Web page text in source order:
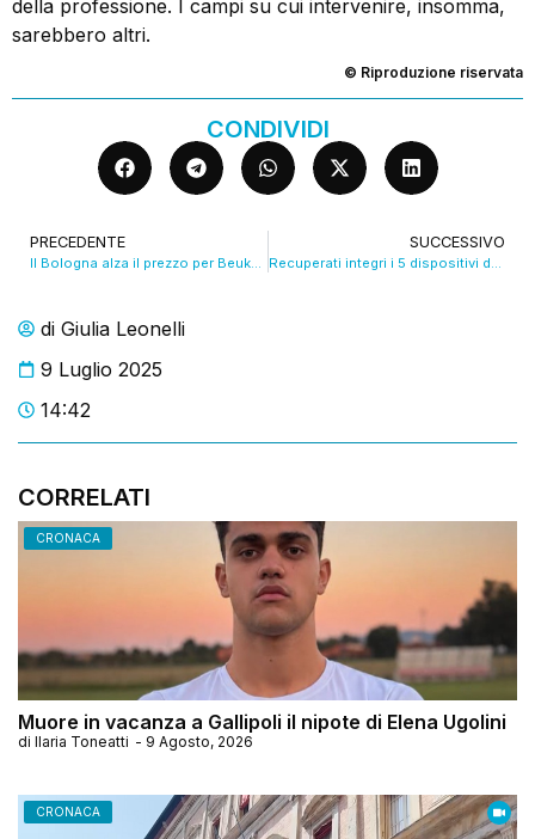
di Giulia Leonelli
9 Luglio 2025
14:42
CORRELATI
CRONACA
Muore in vacanza a Gallipoli il nipote di Elena Ugolini
di Ilaria Toneatti - 9 Agosto, 2026
CRONACA
della professione. I campi su cui intervenire, insomma,
sarebbero altri.
© Riproduzione riservata
CONDIVIDI
PRECEDENTE
Il Bologna alza il prezzo per Beukema, ma i big stanno arrivando. VIDEO
SUCCESSIVO
Recuperati integri i 5 dispositivi della Centrale di Suviana